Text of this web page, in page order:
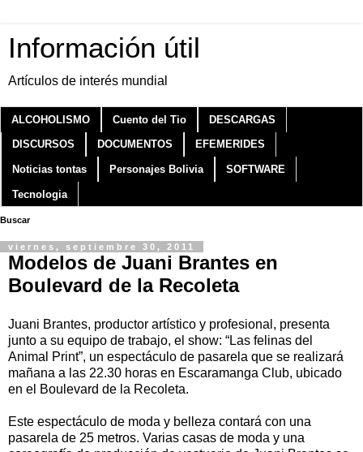
Información útil
Artículos de interés mundial
ALCOHOLISMO Cuento del Tio DESCARGAS
DISCURSOS DOCUMENTOS EFEMERIDES
Noticias tontas Personajes Bolivia SOFTWARE
Tecnologia
Buscar
viernes, septiembre 30, 2011
Modelos de Juani Brantes en
Boulevard de la Recoleta
Juani Brantes, productor artístico y profesional, presenta
junto a su equipo de trabajo, el show: “Las felinas del
Animal Print”, un espectáculo de pasarela que se realizará
mañana a las 22.30 horas en Escaramanga Club, ubicado
en el Boulevard de la Recoleta.
Este espectáculo de moda y belleza contará con una
pasarela de 25 metros. Varias casas de moda y una